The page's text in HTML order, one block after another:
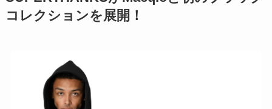
コレクションを展開！